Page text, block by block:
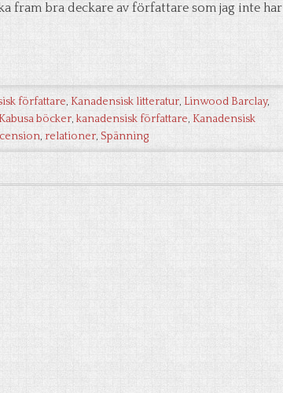
fram bra deckare av författare som jag inte har
författare, Kanadensisk litteratur, Linwood Barclay,
böcker, kanadensisk författare, Kanadensisk
, relationer, Spänning